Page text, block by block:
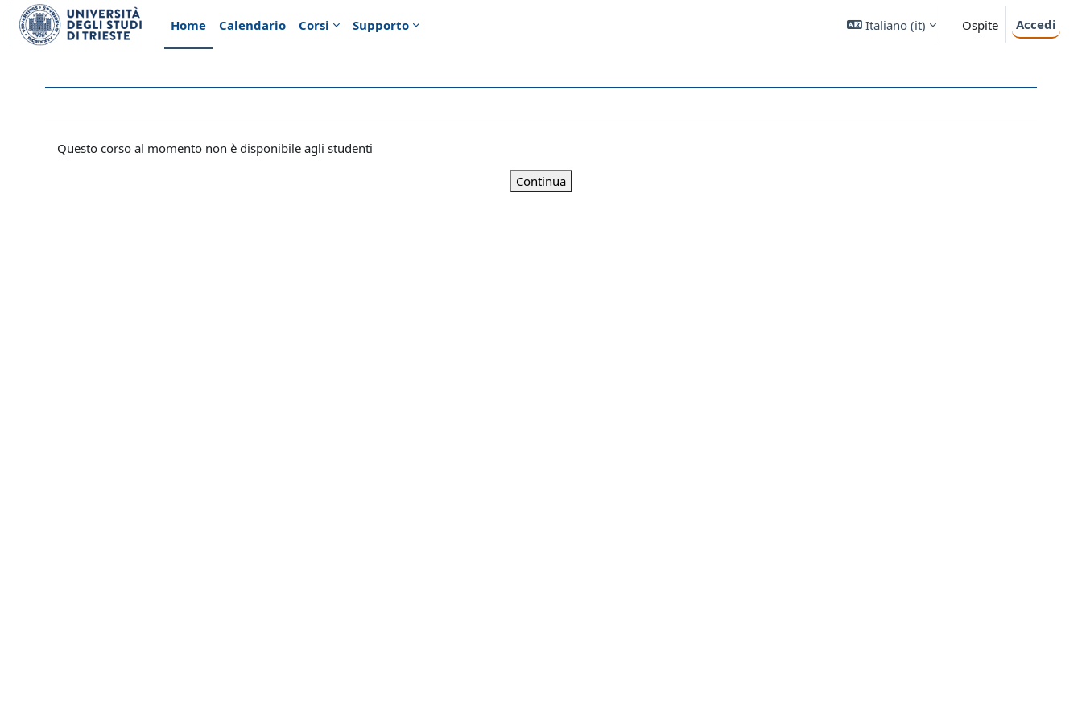
Vai al contenuto principale
Home
Calendario Corsi Supporto Italiano ‎(it)‎ Ospite Accedi
Questo corso al momento non è disponibile agli studenti
Continua